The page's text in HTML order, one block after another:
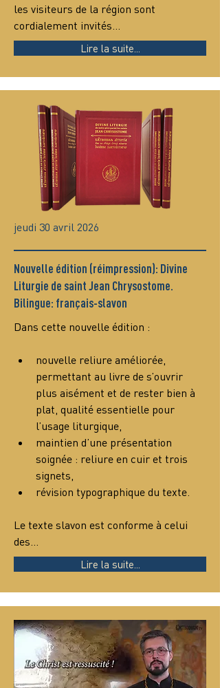
les visiteurs de la région sont
cordialement invités…
Lire la suite...
jeudi 30 avril 2026
Nouvelle édition (réimpression): Divine
Liturgie de saint Jean Chrysostome.
Bilingue: français-slavon
Dans cette nouvelle édition :
nouvelle reliure améliorée,
permettant au livre de s’ouvrir
plus aisément et de rester bien à
plat, qualité essentielle pour
l’usage liturgique,
maintien d’une présentation
soignée : reliure en cuir et trois
signets,
révision typographique du texte.
Le texte slavon est conforme à celui
des…
Lire la suite...